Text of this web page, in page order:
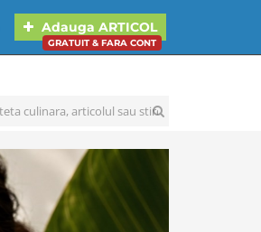
Adauga ARTICOL
GRATUIT & FARA CONT